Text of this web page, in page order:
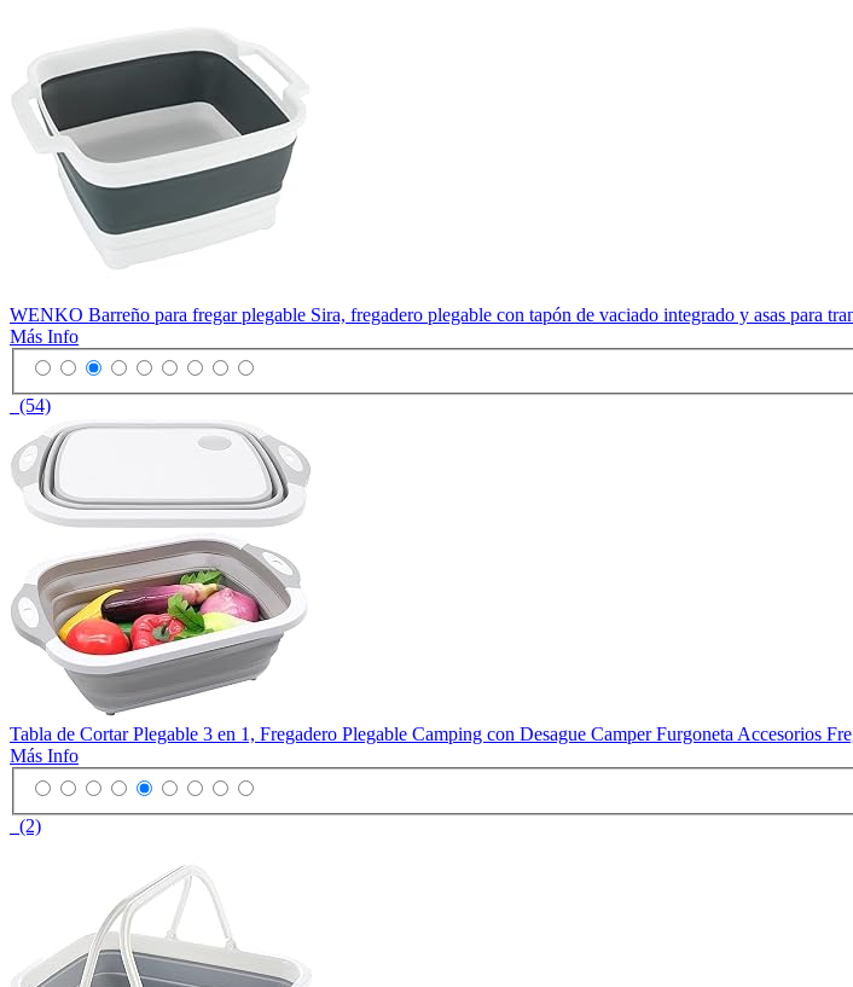
WENKO Barreño para fregar plegable Sira, fregadero plegable con tapón de vaciado integrado y asas para
Más Info
(54)
Tabla de Cortar Plegable 3 en 1, Fregadero Plegable Camping con Desague Camper Furgoneta Accesorios
Más Info
(2)